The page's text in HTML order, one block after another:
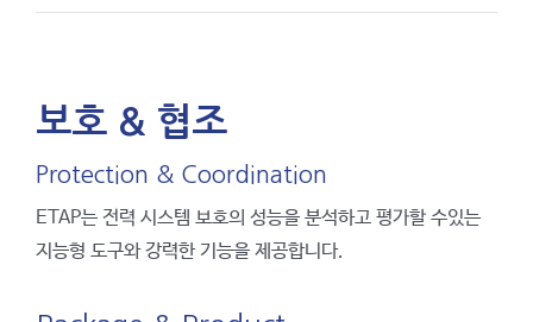
보호 & 협조
Protection & Coordination
ETAP는 전력 시스템 보호의 성능을 분석하고 평가할 수있는
지능형 도구와 강력한 기능을 제공합니다.